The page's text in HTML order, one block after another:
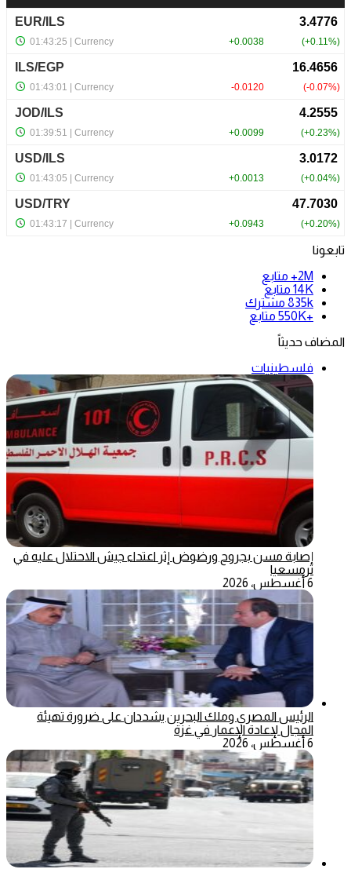
تابعونا
2M+
متابع
14K متابع
835k مشترك
+550K
متابع
المضاف حديثاً
فلسطينيات
إصابة مسن بجروح ورضوض إثر اعتداء جيش الاحتلال عليه في
ترمسعيا
6 أغسطس، 2026
الرئيس المصري وملك البحرين يشددان على ضرورة تهيئة
المجال لإعادة الإعمار في غزة
6 أغسطس، 2026